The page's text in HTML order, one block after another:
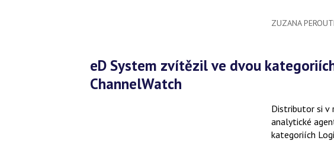
ZUZANA
eD System zvítězil ve dvou kategoriích ankety Context
ChannelWatch
Distributor si v
analytické
kategoriích